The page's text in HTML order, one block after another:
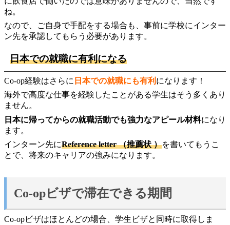
ね。
なので、ご自身で手配をする場合も、事前に学校にインター
ン先を承認してもらう必要があります。
日本での就職に有利になる
Co-op経験はさらに 日本での就職にも有利 になります！
海外で高度な仕事を経験したことがある学生はそう多くあり
ません。
日本に帰ってからの就職活動でも強力なアピール材料になり
ます。
インターン先にReference letter （推薦状 ）を書いてもうこ
とで、将来のキャリアの強みになります。
Co-opビザで滞在できる期間
Co-opビザはほとんどの場合、学生ビザと同時に取得しま